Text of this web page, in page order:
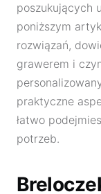
poszukujących
poniższym
rozwiązań,
grawerem i
praktyczne
łatwo
potrzeb.